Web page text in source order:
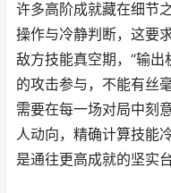
许多高阶成就藏在细节
操作与冷静判断，这要
敌方技能真空期，“输
的攻击参与，不能有丝
需要在每一场对局中刻
人动向，精确计算技能
是通往更高成就的坚实台